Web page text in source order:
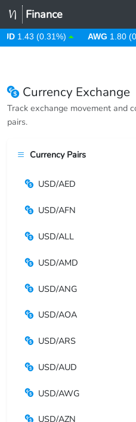
Finance
1.43 (0.31%) AWG 1.80
Currency Exchange
Track exchange movement and
pairs.
Currency Pairs
USD/AED
USD/AFN
USD/ALL
USD/AMD
USD/ANG
USD/AOA
USD/ARS
USD/AUD
USD/AWG
USD/AZN